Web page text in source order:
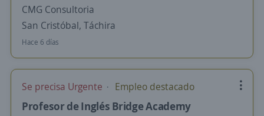
CMG Consultoria
San Cristóbal, Táchira
Hace 6 días
Se precisa Urgente Empleo destacado
Profesor de Inglés Bridge Academy